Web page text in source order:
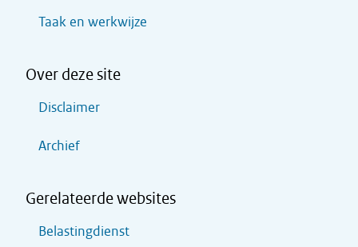
Taak en werkwijze
Over deze site
Disclaimer
Archief
Gerelateerde websites
Belastingdienst